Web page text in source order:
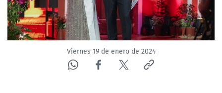
Viernes 19 de enero de 2024